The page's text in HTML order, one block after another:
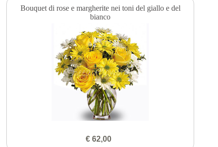
Bouquet di rose e margherite nei toni del giallo e del
bianco
€ 62,00